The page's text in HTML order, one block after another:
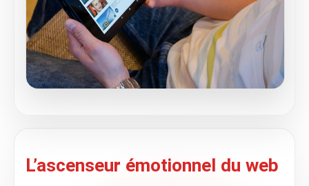
L’ascenseur émotionnel du web